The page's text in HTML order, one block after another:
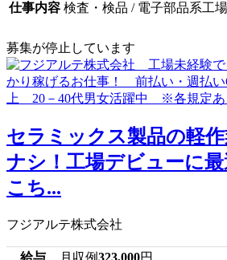
仕事内容 検査・検品 / 電子部品系工
募集が停止しています
セラミックス製品の軽
ナシ！工場デビューに
こち...
フジアルテ株式会社
給与 月収例323,000円